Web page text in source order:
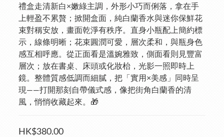
禮盒走清新白×嫩綠主調，外形小巧而俐落，拿在手
上輕盈不累贅；掀開盒面，純白蘭香水與迷你保鮮花
束對稱安放，畫面乾淨有秩序。直身小瓶配上簡約標
示，線條明晰；花束圓潤可愛，層次柔和，與瓶身色
感互相呼應。從正面看是溫婉雅致，側面看則見豐富
層次；放在書桌、床頭或化妝枱，光影一照即時上
鏡。整體質感低調而細膩，把「實用×美感」同時呈
現——打開那刻自帶儀式感，像把街角白蘭香的清
風，悄悄收藏起來。🎁
HK$380.00